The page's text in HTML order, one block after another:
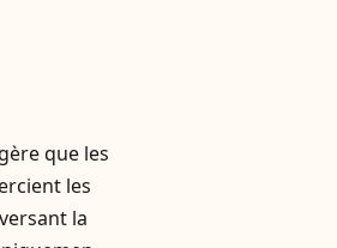
que les
les
la